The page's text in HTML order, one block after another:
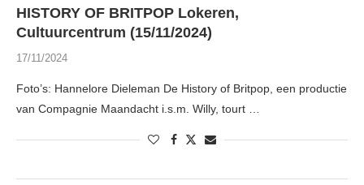
HISTORY OF BRITPOP Lokeren,
Cultuurcentrum (15/11/2024)
17/11/2024
Foto’s: Hannelore Dieleman De History of Britpop, een productie
van Compagnie Maandacht i.s.m. Willy, tourt …